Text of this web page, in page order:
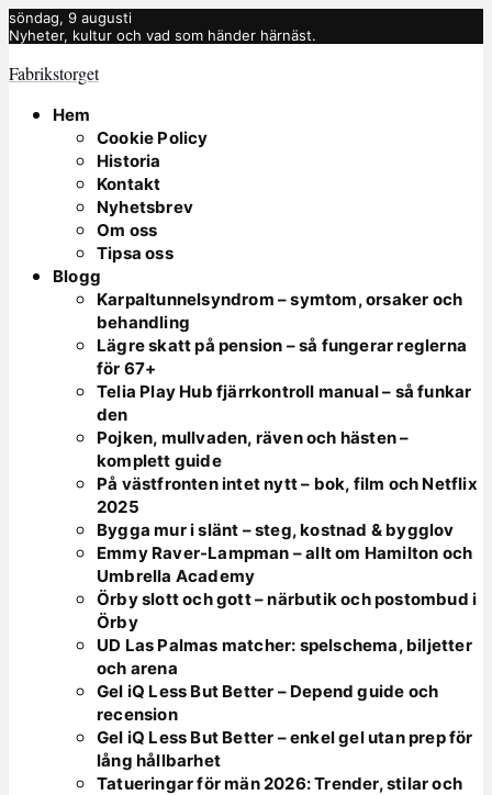
söndag, 9 augusti
Nyheter, kultur och vad som händer härnäst.
Fabrikstorget
Hem
Cookie Policy
Historia
Kontakt
Nyhetsbrev
Om oss
Tipsa oss
Blogg
Karpaltunnelsyndrom – symtom, orsaker och
behandling
Lägre skatt på pension – så fungerar reglerna
för 67+
Telia Play Hub fjärrkontroll manual – så funkar
den
Pojken, mullvaden, räven och hästen –
komplett guide
På västfronten intet nytt – bok, film och Netflix
2025
Bygga mur i slänt – steg, kostnad & bygglov
Emmy Raver-Lampman – allt om Hamilton och
Umbrella Academy
Örby slott och gott – närbutik och postombud i
Örby
UD Las Palmas matcher: spelschema, biljetter
och arena
Gel iQ Less But Better – Depend guide och
recension
Gel iQ Less But Better – enkel gel utan prep för
lång hållbarhet
Tatueringar för män 2026: Trender, stilar och